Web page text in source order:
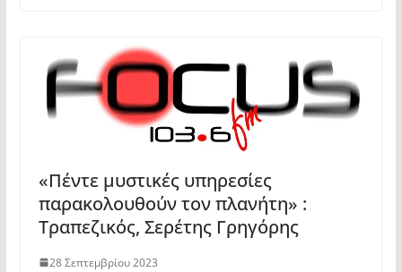
«Πέντε μυστικές υπηρεσίες
παρακολουθούν τον πλανήτη» :
Τραπεζικός, Σερέτης Γρηγόρης
28 Σεπτεμβρίου 2023